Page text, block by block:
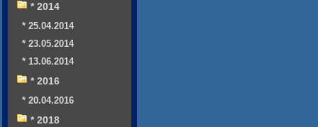
* 2014
* 25.04.2014
* 23.05.2014
* 13.06.2014
* 2016
* 20.04.2016
* 2018